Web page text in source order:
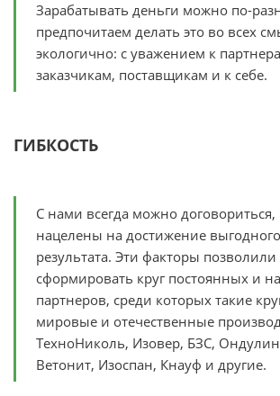
Зарабатывать деньги можно по-
предпочитаем делать это во всех
экологично: с уважением к
заказчикам, поставщикам и к себе.
ГИБКОСТЬ
С нами всегда можно
нацелены на достижение
результата. Эти факторы
сформировать круг постоянных и
партнеров, среди которых такие
мировые и отечественные
ТехноНиколь, Изовер, БЗС,
Ветонит, Изоспан, Кнауф и другие.